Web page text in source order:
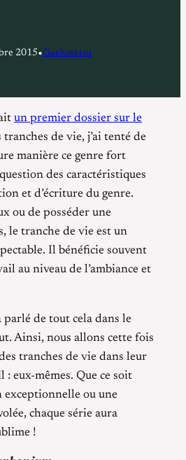
2015•Gaekotetsu
un premier dossier sur le
de vie, j’ai tenté de
manière ce genre fort
des caractéristiques
et d’écriture du genre.
ou de posséder une
le tranche de vie est un
Il bénéficie souvent
au niveau de l’ambiance et
parlé de tout cela dans le
Ainsi, nous allons cette fois
tranches de vie dans leur
eux-mêmes. Que ce soit
ou une
chaque série aura
!